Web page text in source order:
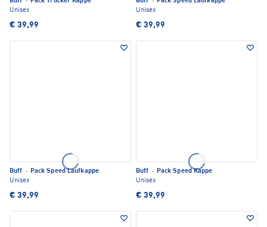
Unisex
€ 39,99
Unisex
€ 39,99
Buff · Pack Speed Laufkappe
Unisex
€ 39,99
Buff · Pack Speed Kappe
Unisex
€ 39,99